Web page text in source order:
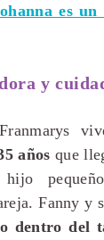
es un
y
años que
Fanny y
dentro del